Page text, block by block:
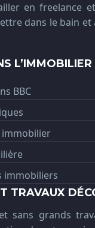
en freelance
dans le bain
L’IMMOBILIER
BBC
immobiliers
TRAVAUX
sans grands